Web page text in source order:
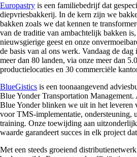
Europastry is een familiebedrijf dat
diepvriesbakkerij. In de kern zijn we
bakken zoals we dat kennen te
van de traditie van ambachtelijk bakken is,
nieuwsgierige geest en onze
de basis van al ons werk. Vandaag de
meer dan 80 landen, via onze meer dan
productielocaties en 30 commerciële
BlueGistics is een toonaangevend
Blue Yonder Transportation
Blue Yonder blinken we uit in het leveren
voor TMS-implementatie, ondersteuning,
training. Onze toewijding aan
waarde garandeert succes in elk project
Met een steeds groeiend